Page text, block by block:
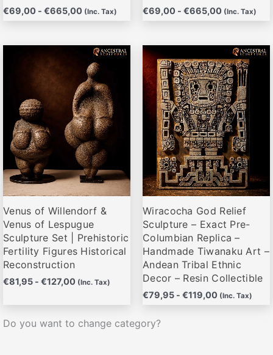
€69,00 - €665,00 (Inc. Tax) €69,00 - €665,00 (Inc. Tax)
Venus of Willendorf &
Venus of Lespugue
Sculpture Set | Prehistoric
Fertility Figures Historical
Reconstruction
€81,95 - €127,00
Rango
precios:
desde
€81,95
hasta
€127,00
(Inc. Tax)
múltiples
variantes.
Las
opciones
pueden
elegir
en
la
página
de
producto
Wiracocha God Relief
Sculpture – Exact Pre-
Columbian Replica –
Handmade Tiwanaku Art –
Andean Tribal Ethnic
Decor – Resin Collectible
€79,95 - €119,00
Rango
de
precios:
desde
€79,95
hasta
€119,00
(Inc. Tax)
Este
producto
tiene
múltiples
variantes.
Las
opciones
pueden
elegir
en
la
página
de
producto
Do you want to change category?